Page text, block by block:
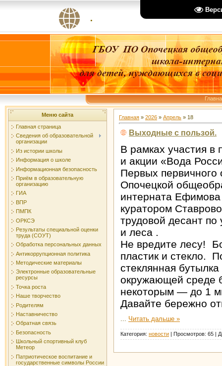
.
Меню сайта
Главная страница
Сведения об образовательной
организации
Из истории школы
Информация о школе
Информационная безопасность
Приём в образовательную
организацию
ГИА
ВПР
ПМПК
ОРКСЭ
Результаты специальной оценки
труда (СОУТ)
Обработка персональных данных
Антикоррупционная политика
Методические материалы
Электронные образовательные
ресурсы
Точка роста
Наше творчество
Родителям
Наставничество
Обратная связь
Безопасность
Школьный спортивный клуб
Метеор
Патриотическое воспитание и
государственные символы России
Главная » 2026 » Апрель » 18
Выходные с пользой.
В рамках участия в
и акции «Вода
Первых
Опочецкой
интерната
куратором
трудовой десант по
и леса .
Не вредите лесу!
пластик и стекло.
стеклянная
окружающей среде
некоторым — до 1
Давайте бережно
Читать дальше »
Категория: новости | Просмотров: 65 |